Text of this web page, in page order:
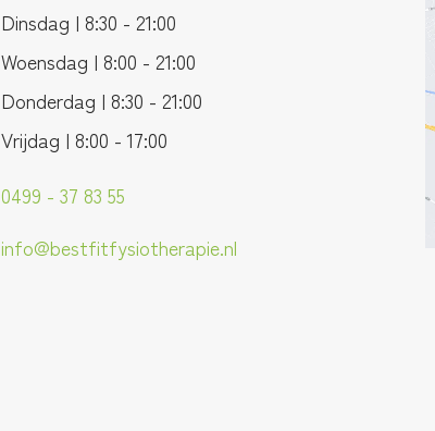
Dinsdag | 8:30 - 21:00
Woensdag | 8:00 - 21:00
Donderdag | 8:30 - 21:00
Vrijdag | 8:00 - 17:00
0499 - 37 83 55
info@bestfitfysiotherapie.nl